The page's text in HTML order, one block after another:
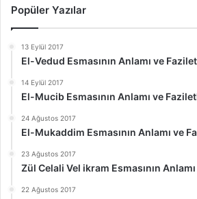
Popüler Yazılar
13 Eylül 2017
El-Vedud Esmasının Anlamı ve
14 Eylül 2017
El-Mucib Esmasının Anlamı ve
24 Ağustos 2017
El-Mukaddim Esmasının Anlamı ve
23 Ağustos 2017
Zül Celali Vel ikram Esmasının
22 Ağustos 2017